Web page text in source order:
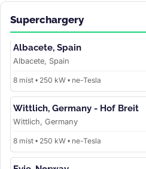
Superchargery
Albacete, Spain
Albacete, Spain
8 míst • 250 kW • ne-Tesla
Wittlich, Germany - Hof Breit
Wittlich, Germany
8 míst • 250 kW • ne-Tesla